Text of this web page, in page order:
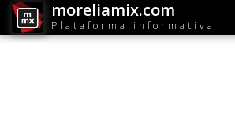
moreliamix.com
Plataforma informativa